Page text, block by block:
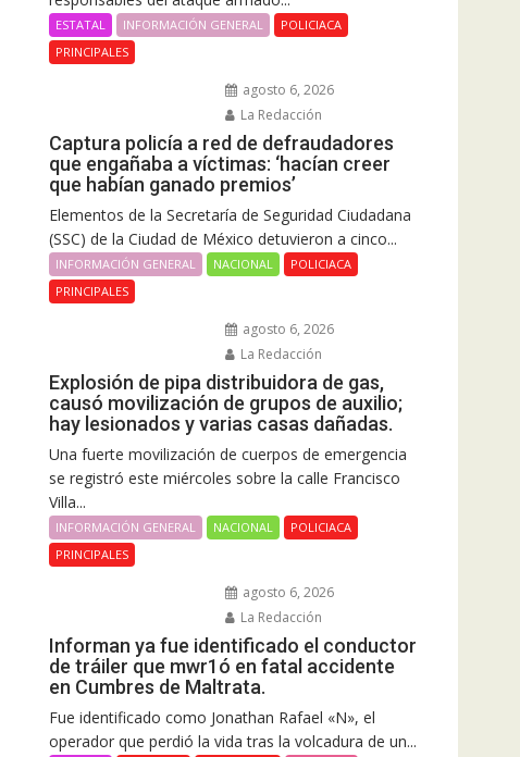
ESTATAL INFORMACIÓN GENERAL
POLICIACA
PRINCIPALES
agosto 6, 2026
La Redacción
Captura policía a red de defraudadores
que engañaba a víctimas: ‘hacían creer
que habían ganado premios’
Elementos de la Secretaría de Seguridad Ciudadana
(SSC) de la Ciudad de México detuvieron a cinco...
INFORMACIÓN GENERAL NACIONAL
POLICIACA
PRINCIPALES
agosto 6, 2026
La Redacción
Explosión de pipa distribuidora de gas,
causó movilización de grupos de auxilio;
hay lesionados y varias casas dañadas.
Una fuerte movilización de cuerpos de emergencia
se registró este miércoles sobre la calle Francisco
Villa...
INFORMACIÓN GENERAL NACIONAL
POLICIACA
PRINCIPALES
agosto 6, 2026
La Redacción
Informan ya fue identificado el conductor
de tráiler que mwr1ó en fatal accidente
en Cumbres de Maltrata.
Fue identificado como Jonathan Rafael «N», el
operador que perdió la vida tras la volcadura de un...